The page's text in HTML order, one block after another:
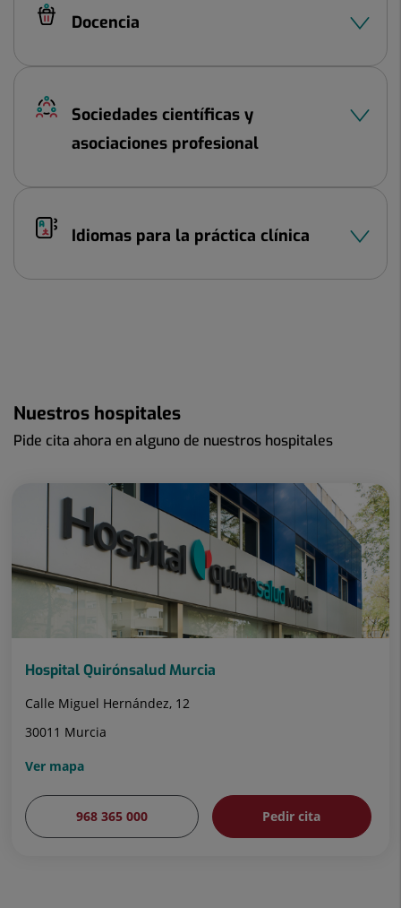
Docencia
Sociedades científicas y
asociaciones profesional
Idiomas para la práctica clínica
Nuestros hospitales
Pide cita ahora en alguno de nuestros hospitales
Hospital Quirónsalud Murcia
Calle Miguel Hernández, 12
30011 Murcia
Ver mapa
968 365 000 Pedir cita